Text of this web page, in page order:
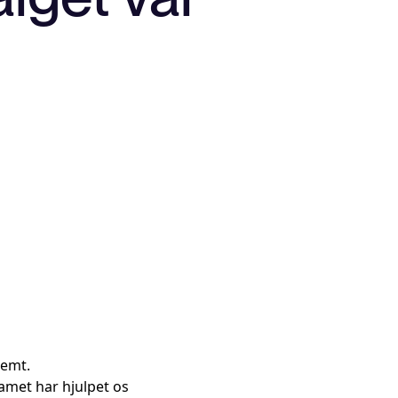
har hjulpet os